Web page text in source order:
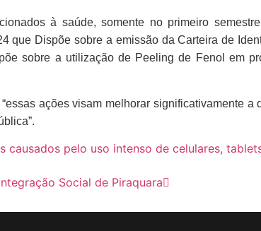
à saúde, somente no primeiro
que Dispõe sobre a emissão da Carteira de
sobre a utilização de Peeling de Fenol em
ações visam melhorar significativamente a
causados pelo uso intenso de celulares,
Social de Piraquara